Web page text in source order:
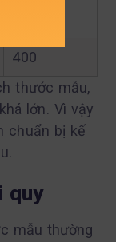
400
thước mẫu,
lớn. Vì vậy
chuẩn bị kế
quy
mẫu thường